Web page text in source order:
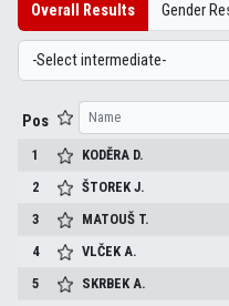
Overall Results Gender
Pos
1 KODĚRA D.
2
ŠTOREKJ.
3
MATOUŠ T.
4
VLČEKA.
5
SKRBEKA.